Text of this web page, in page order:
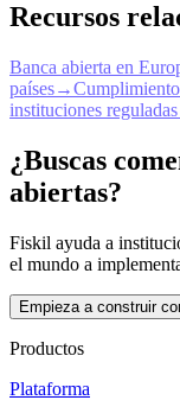
Recursos
Banca abierta en
países→
instituciones reguladas
¿Buscas
abiertas?
Fiskil ayuda a
el mundo a
Empieza a construir
Productos
Plataforma